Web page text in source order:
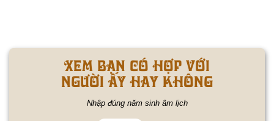
XEM BẠN CÓ HỢP VỚI
NGƯỜI ẤY HAY KHÔNG
Nhập đúng năm sinh âm lịch